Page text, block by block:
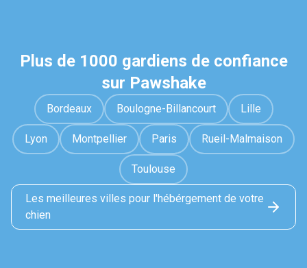
Plus de 1000 gardiens de confiance
sur Pawshake
Bordeaux Boulogne-Billancourt Lille
Lyon Montpellier Paris Rueil-Malmaison
Toulouse
Les meilleures villes pour l'hébérgement de votre
chien